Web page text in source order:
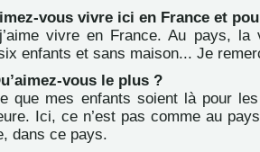
vous vivre ici en France et
vivre en France. Au pays, la
enfants et sans maison... Je
vous le plus ?
que mes enfants soient là pour
Ici, ce n’est pas comme au
dans ce pays.